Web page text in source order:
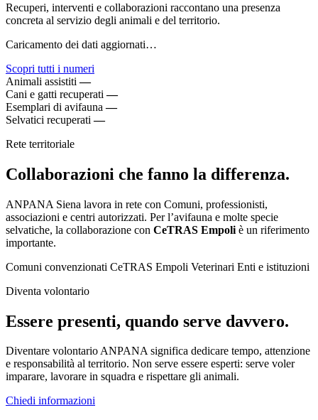
Recuperi, interventi e collaborazioni raccontano una presenza
concreta al servizio degli animali e del territorio.
Caricamento dei dati aggiornati…
Scopri tutti i numeri
Animali assistiti —
Cani e gatti recuperati —
Esemplari di avifauna —
Selvatici recuperati —
Rete territoriale
Collaborazioni che fanno la differenza.
ANPANA Siena lavora in rete con Comuni, professionisti,
associazioni e centri autorizzati. Per l’avifauna e molte specie
selvatiche, la collaborazione con CeTRAS Empoli è un riferimento
importante.
Comuni convenzionati CeTRAS Empoli Veterinari Enti e istituzioni
Diventa volontario
Essere presenti, quando serve davvero.
Diventare volontario ANPANA significa dedicare tempo, attenzione
e responsabilità al territorio. Non serve essere esperti: serve voler
imparare, lavorare in squadra e rispettare gli animali.
Chiedi informazioni